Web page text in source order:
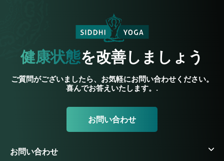
健康状態を改善しましょう
ご質問がございましたら、お気軽にお問い合わせください。
喜んでお答えいたします。.
お問い合わせ
お問い合わせ